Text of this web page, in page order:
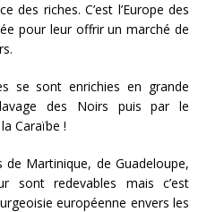
des riches. C’est l’Europe des
pour leur offrir un marché de
se sont enrichies en grande
des Noirs puis par le
Caraïbe !
Martinique, de Guadeloupe,
sont redevables mais c’est
européenne envers les